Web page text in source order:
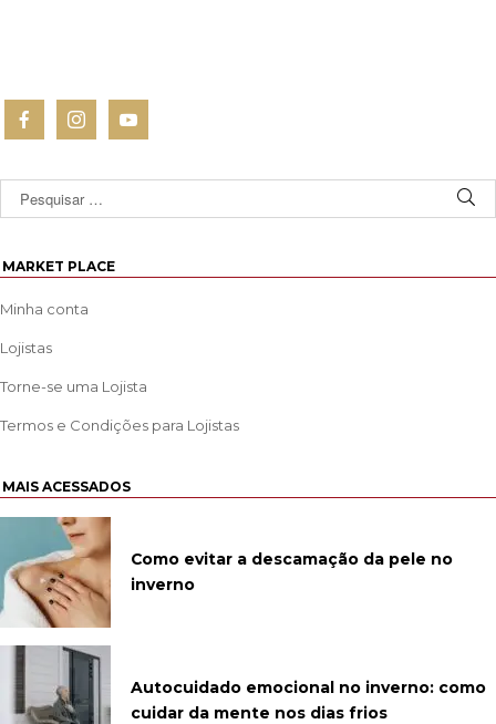
MARKET PLACE
Minha conta
Lojistas
Torne-se uma Lojista
Termos e Condições para Lojistas
MAIS ACESSADOS
Como evitar a descamação da pele no
inverno
Autocuidado emocional no inverno: como
cuidar da mente nos dias frios